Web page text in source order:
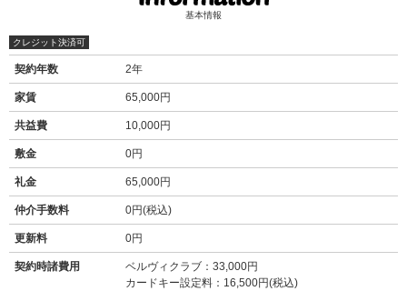
基本情報
クレジット決済可
契約年数 2年
家賃 65,000円
共益費 10,000円
敷金 0円
礼金 65,000円
仲介手数料 0円(税込)
更新料 0円
契約時諸費用
ベルヴィクラブ：33,000円
カードキー設定料：16,500円(税込)